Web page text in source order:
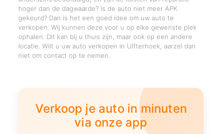
hoger dan de dagwaarde? Is de auto niet meer APK
gekeurd? Dan is het een goed idee om uw auto te
verkopen. Wij kunnen deze voor u op elke gewenste plek
ophalen. Dit kan bij u thuis zijn, maar ook op een andere
locatie. Wilt u uw auto verkopen in Ulfterhoek, aarzel dan
niet om contact op te nemen.
Verkoop je auto in minuten
via onze app